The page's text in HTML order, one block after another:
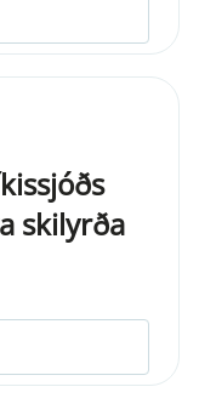
skilyrða